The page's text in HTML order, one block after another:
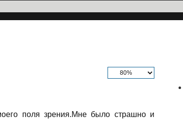
поля зрения.Мне было страшно и